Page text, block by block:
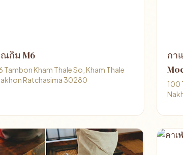
กิม M6
Tambon Kham Thale So, Kham Thale
Ratchasima 30280
กา
100